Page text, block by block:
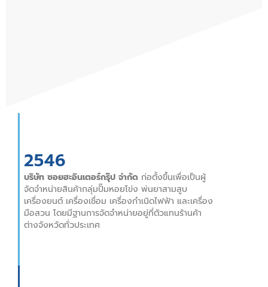
2546
บริษัท ซอยฮะอินเตอร์กรุ๊ป จำกัด ก่อตั้งขึ้นเพื่อเป็นผู้
จัดจำหน่ายสินค้ากลุ่มปั๊มหอยโข่ง พ่นยาสามสูบ
เครื่องยนต์ เครื่องเชื่อม เครื่องกำเนิดไฟฟ้า และเครื่อง
มือสวน โดยมีฐานการจัดจำหน่ายอยู่ที่ตัวแทนร้านค้า
ต่างจังหวัดทั่วประเทศ